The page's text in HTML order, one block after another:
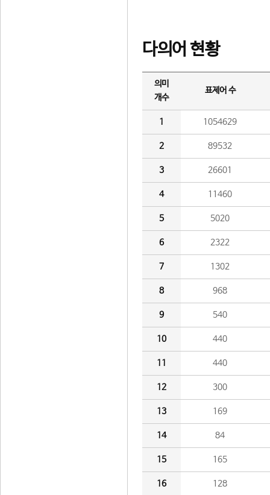
다의어 현황
의미
개수
표제어 수
1 1054629
2 89532
3 26601
4 11460
5 5020
6 2322
7 1302
8 968
9 540
10 440
11 440
12 300
13 169
14 84
15 165
16 128